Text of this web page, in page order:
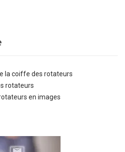
la coiffe des rotateurs
rotateurs
en images